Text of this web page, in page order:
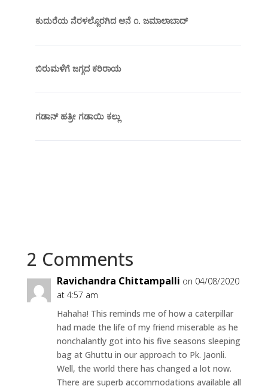
ಕುದುರೆಯ ನೆರಳಲ್ಲೊರಗಿದ ಆನೆ ೧. ಜಮಾಲಾಬಾದ್
ಬಿರುಮಳೆಗೆ ಜಗ್ಗದ ಕರಿರಾಯ
ಗಡಾನ್ ಹತ್ರೀ ಗಡಾಯಿ ಕಲ್ಲು
2 Comments
Ravichandra Chittampalli on 04/08/2020
at 4:57 am
Hahaha! This reminds me of how a caterpillar
had made the life of my friend miserable as he
nonchalantly got into his five seasons sleeping
bag at Ghuttu in our approach to Pk. Jaonli.
Well, the world there has changed a lot now.
There are superb accommodations available all